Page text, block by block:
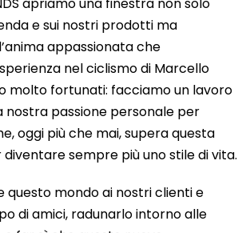
apriamo una finestra non solo
e sui nostri prodotti ma
appassionata che
nel ciclismo di Marcello
molto fortunati: facciamo un lavoro
nostra passione personale per
oggi più che mai, supera questa
sempre più uno stile di vita.
questo mondo ai nostri clienti e
di amici, radunarlo intorno alle